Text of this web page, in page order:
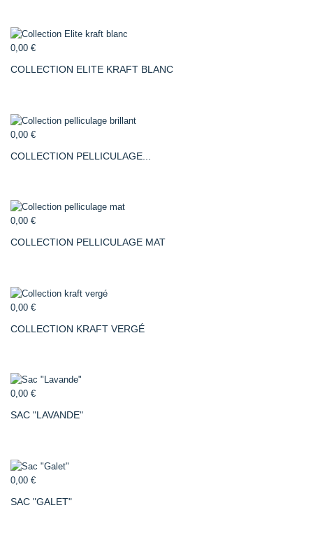
0,00 €
COLLECTION ELITE KRAFT BLANC
0,00 €
COLLECTION PELLICULAGE...
0,00 €
COLLECTION PELLICULAGE MAT
0,00 €
COLLECTION KRAFT VERGÉ
0,00 €
SAC "LAVANDE"
0,00 €
SAC "GALET"